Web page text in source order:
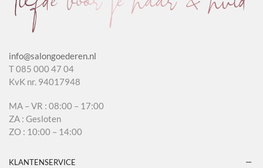
info@salongoederen.nl
T 085 000 47 04
KvK nr. 94017948
MA – VR : 08:00 – 17:00
ZA : Gesloten
ZO : 10:00 – 14:00
KLANTENSERVICE